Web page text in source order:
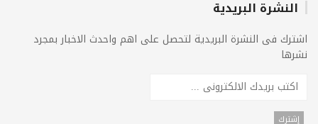
النشرة البريدية
فى النشرة البريدية لتحصل على اهم واحدث الاخبار بمجرد